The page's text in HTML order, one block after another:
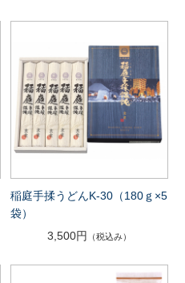
稲庭手揉うどんK-30（180ｇ×5
袋）
3,500円
（税込み）